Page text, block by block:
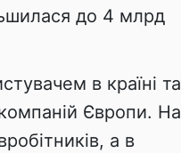
до 4 млрд
в країні та
Європи. На
а в